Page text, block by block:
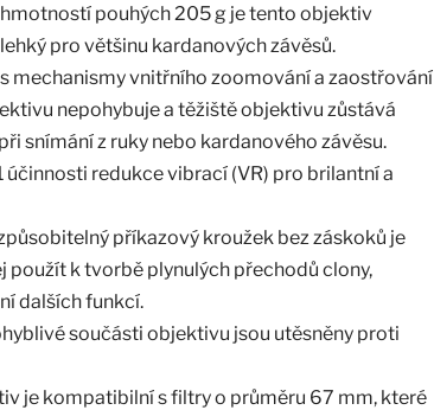
pouhých 205 g je tento objektiv
pro většinu kardanových závěsů.
mechanismy vnitřního zoomování a zaostřování
nepohybuje a těžiště objektivu zůstává
snímání z ruky nebo kardanového závěsu.
účinnosti redukce vibrací (VR) pro brilantní a
příkazový kroužek bez záskoků je
použít k tvorbě plynulých přechodů clony,
dalších funkcí.
součásti objektivu jsou utěsněny proti
je kompatibilní s filtry o průměru 67 mm, které